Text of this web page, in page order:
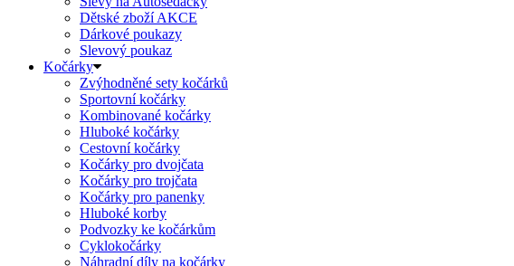
Dětské zboží AKCE
Dárkové poukazy
Slevový poukaz
Kočárky
Zvýhodněné sety kočárků
Sportovní kočárky
Kombinované kočárky
Hluboké kočárky
Cestovní kočárky
Kočárky pro dvojčata
Kočárky pro trojčata
Kočárky pro panenky
Hluboké korby
Podvozky ke kočárkům
Cyklokočárky
Náhradní díly na kočárky